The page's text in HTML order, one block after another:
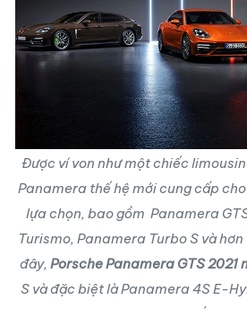
Được ví von như một chiếc
Panamera thế hệ mới cung cấp
lựa chọn, bao gồm Panamera
Turismo, Panamera Turbo S và
đây, Porsche Panamera GTS 2021
S và đặc biệt là Panamera 4S E-